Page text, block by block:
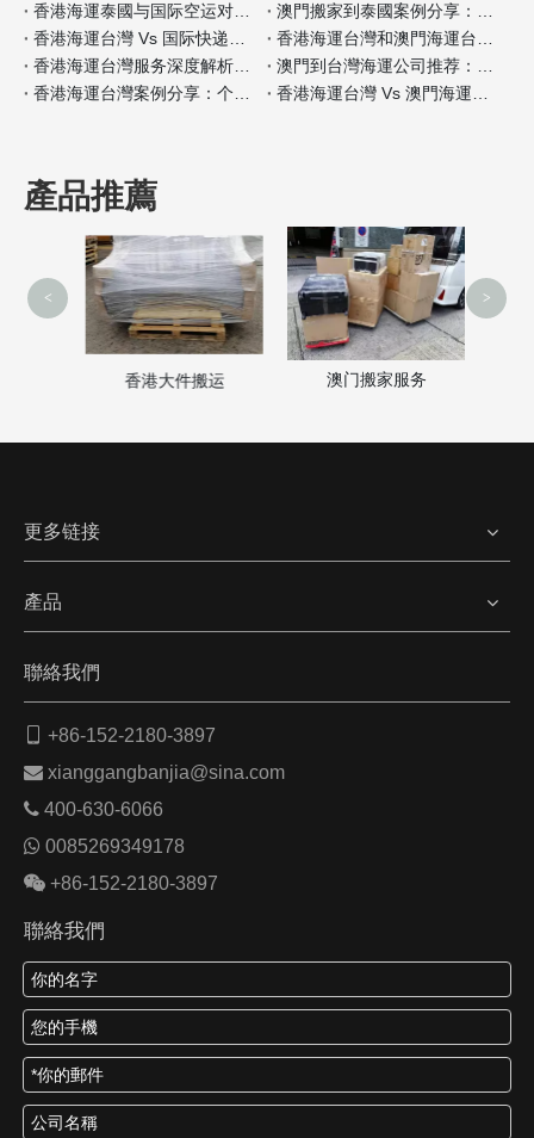
香港海運泰國与国际空运对比：何时选择海运？
澳門搬家到泰國案例分享：全程自带保险如何操作
香港海運台灣 Vs 国际快递：哪种适合小件家具？
香港海運台灣和澳門海運台灣客户评价对比
香港海運台灣服务深度解析：门到门搬家全流程
澳門到台灣海運公司推荐：安全性和价格对比
香港海運台灣案例分享：个人行李搬家经验
香港海運台灣 Vs 澳門海運台灣保险服务差异分析
產品推薦
香港大件搬运 澳门搬家服务
< >
更多链接
產品
聯絡我們
+86-152-2180-3897
 xianggangbanjia@sina.com
 400-630-6066
 0085269349178
 +86-152-2180-3897
聯絡我們